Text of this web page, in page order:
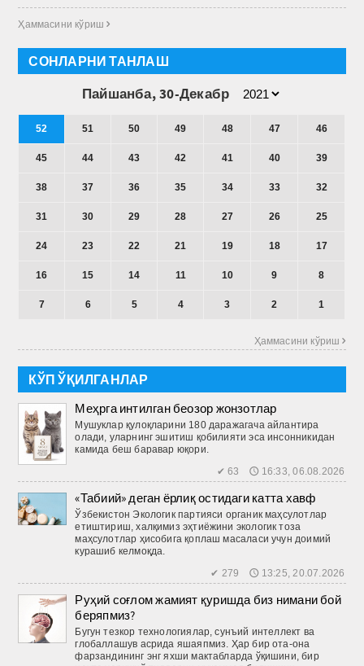
Ҳаммасини кўриш 
СОНЛАРНИ ТАНЛАШ
Пайшанба, 30-Декабр
52 51 50 49 48 47 46
45 44 43 42 41 40 39
38 37 36 35 34 33 32
31 30 29 28 27 26 25
24 23 22 21 19 18 17
16 15 14 11 10 9 8
7 6 5 4 3 2 1
Ҳаммасини кўриш 
КЎП ЎҚИЛГАНЛАР
Меҳрга интилган беозор жонзотлар
Мушуклар қулоқларини 180 даражагача айлантира
олади, уларнинг эшитиш қобилияти эса инсонникидан
камида беш баравар юқори.
✔ 63 🕔 16:33, 06.08.2026
«Табиий» деган ёрлиқ остидаги катта хавф
Ўзбекистон Экологик партияси органик маҳсулотлар
етиштириш, халқимиз эҳтиёжини экологик тоза
маҳсулотлар ҳисобига қоплаш масаласи учун доимий
курашиб келмоқда.
✔ 279 🕔 13:25, 20.07.2026
Руҳий соғлом жамият қуришда биз нимани бой
беряпмиз?
Бугун тезкор технологиялар, сунъий интеллект ва
глобаллашув асрида яшаяпмиз. Ҳар бир ота-она
фарзандининг энг яхши мактабларда ўқишини, бир